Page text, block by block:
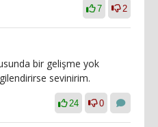
7 2
bir gelişme yok
sevinirim.
24 0